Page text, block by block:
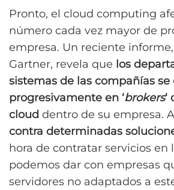
Pronto, el cloud computing
número cada vez mayor de
empresa. Un reciente
Gartner, revela que los
sistemas de las compañías
progresivamente en ‘brokers‘
cloud dentro de su empresa.
contra determinadas
hora de contratar servicios en
podemos dar con empresas
servidores no adaptados a